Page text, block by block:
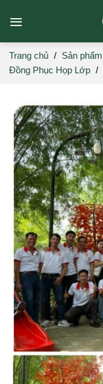
Trang chủ / Sản phẩm
Đồng Phục Họp Lớp /